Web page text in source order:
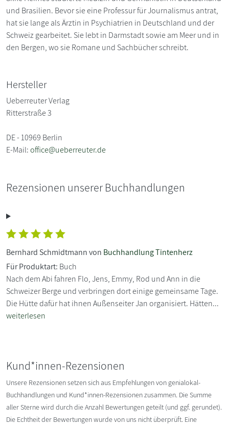
und Brasilien. Bevor sie eine Professur für Journalismus antrat,
hat sie lange als Ärztin in Psychiatrien in Deutschland und der
Schweiz gearbeitet. Sie lebt in Darmstadt sowie am Meer und in
den Bergen, wo sie Romane und Sachbücher schreibt.
Hersteller
Ueberreuter Verlag
Ritterstraße 3
DE - 10969 Berlin
E-Mail:office@ueberreuter.de
Rezensionen unserer Buchhandlungen
Bernhard Schmidtmann von Buchhandlung Tintenherz
Für Produktart: Buch
Nach dem Abi fahren Flo, Jens, Emmy, Rod und Ann in die
Schweizer Berge und verbringen dort einige gemeinsame Tage.
Die Hütte dafür hat ihnen Außenseiter Jan organisiert. Hätten...
weiterlesen
Kund*innen-Rezensionen
Unsere Rezensionen setzen sich aus Empfehlungen von genialokal-
Buchhandlungen und Kund*innen-Rezensionen zusammen. Die Summe
aller Sterne wird durch die Anzahl Bewertungen geteilt (und ggf. gerundet).
Die Echtheit der Bewertungen wurde von uns nicht überprüft. Eine